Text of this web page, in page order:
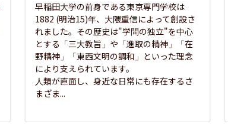
早稲田大学の前身である東京専門学校は
1882 (明治15)年、大隈重信によって創設さ
れました。その歴史は"学問の独立"を中心
とする「三大教旨」や「進取の精神」「在
野精神」「東西文明の調和」といった理念
により支えられています。
人類が直面し、身近な日常にも存在するさ
まざま...